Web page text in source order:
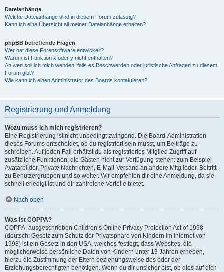
Dateianhänge
Welche Dateianhänge sind in diesem Forum zulässig?
Kann ich eine Übersicht all meiner Dateianhänge erhalten?
phpBB betreffende Fragen
Wer hat diese Forensoftware entwickelt?
Warum ist Funktion x oder y nicht enthalten?
An wen soll ich mich wenden, falls es Beschwerden oder juristische Anfragen zu diesem
Forum gibt?
Wie kann ich einen Administrator des Boards kontaktieren?
Registrierung und Anmeldung
Wozu muss ich mich registrieren?
Eine Registrierung ist nicht unbedingt zwingend. Die Board-Administration
dieses Forums entscheidet, ob du registriert sein musst, um Beiträge zu
schreiben. Auf jeden Fall erhältst du als registriertes Mitglied Zugriff auf
zusätzliche Funktionen, die Gästen nicht zur Verfügung stehen: zum Beispiel
Avatarbilder, Private Nachrichten, E-Mail-Versand an andere Mitglieder, Beitritt
zu Benutzergruppen und so weiter. Wir empfehlen dir eine Anmeldung, da sie
schnell erledigt ist und dir zahlreiche Vorteile bietet.
Nach oben
Was ist COPPA?
COPPA, ausgeschrieben Children’s Online Privacy Protection Act of 1998
(deutsch: Gesetz zum Schutz der Privatsphäre von Kindern im Internet von
1998) ist ein Gesetz in den USA, welches festlegt, dass Websites, die
möglicherweise persönliche Daten von Kindern unter 13 Jahren erheben,
hierzu die Zustimmung der Eltern beziehungsweise des oder der
Erziehungsberechtigten benötigen. Wenn du dir unsicher bist, ob dies auf dich